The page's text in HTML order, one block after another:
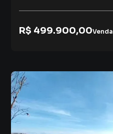
R$ 499.900,00Venda